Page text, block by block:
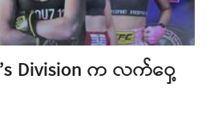
Division က လက်ဝှေ့